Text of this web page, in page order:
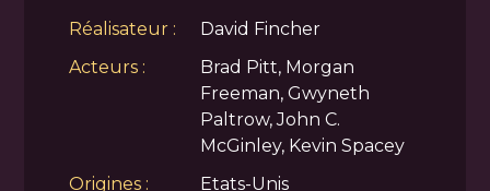
Réalisateur :
David Fincher
Acteurs :
Brad Pitt, Morgan
Freeman, Gwyneth
Paltrow, John C.
McGinley, Kevin Spacey
Origines :
Etats-Unis